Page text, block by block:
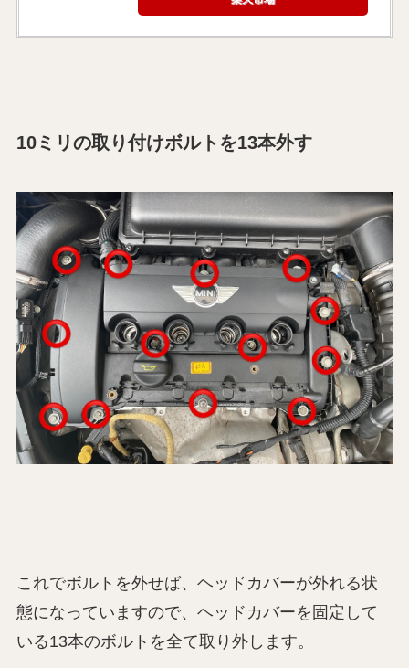
10ミリの取り付けボルトを13本外す
これでボルトを外せば、ヘッドカバーが外れる状
態になっていますので、ヘッドカバーを固定して
いる13本のボルトを全て取り外します。